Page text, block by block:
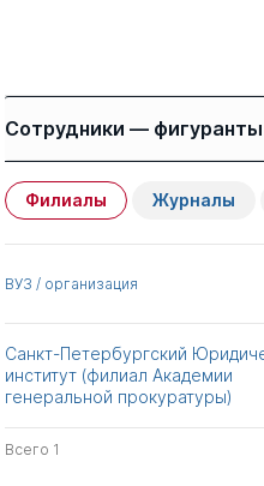
Сотрудники —
Имя
Викторовна
Эриашвили Нодари
Дарчоевич
к.ю.н.
д.э.н.
Винокуров Александр
Филиалы Журналы
ВУЗ / организация
Санкт-Петербургский
институт (филиал Академии
генеральной прокуратуры)
Всего 1